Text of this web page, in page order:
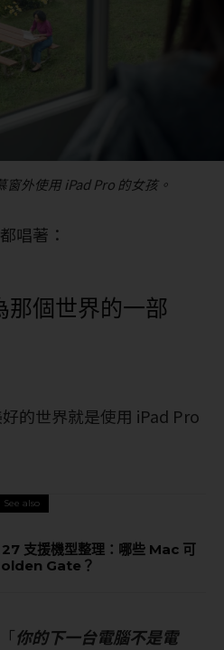
外使用 iPad Pro 的女孩。
唱著：
那個世界的一部
的世界就是使用 ‌iPad Pro‌
See also
支援機型整理：哪些 Mac 可
Gate？
你的下一台電腦不是電